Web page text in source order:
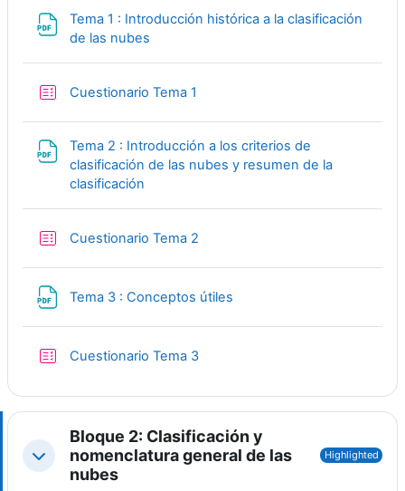
Tema 1 : Introducción histórica a la clasificación
de las nubes
Cuestionario Tema 1
Tema 2 : Introducción a los criterios de
clasificación de las nubes y resumen de la
clasificación
Cuestionario Tema 2
Tema 3 : Conceptos útiles
Cuestionario Tema 3Quiz
Collapse
Bloque 2: Clasificación y
nomenclatura general de las
nubes
Highlighted